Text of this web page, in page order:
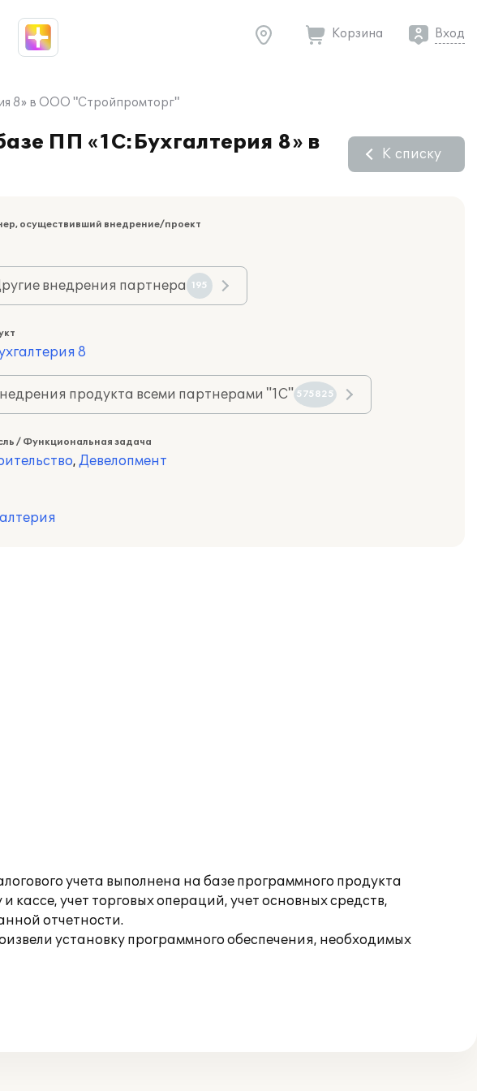
Корзина Вход
8» в ООО "Стройпромторг"
ПП «1С:Бухгалтерия 8» в
К списку
осуществивший внедрение/проект
внедрения партнера 195
8
продукта всеми партнерами "1С" 575825
/ Функциональная задача
, Девелопмент
учета выполнена на базе программного продукта
учет торговых операций, учет основных средств,
отчетности.
установку программного обеспечения, необходимых